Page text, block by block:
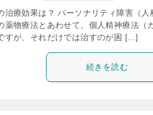
療効果は？ パーソナリティ障害（人
物療法とあわせて、個人精神療法（
すが、それだけでは治すのが困 […]
続きを読む